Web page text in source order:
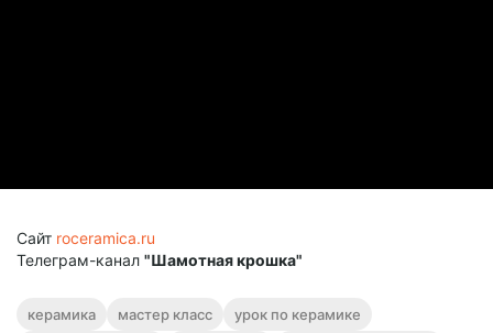
Сайт roceramica.ru
Телеграм-канал "Шамотная крошка"
керамика мастер класс
урок по керамике